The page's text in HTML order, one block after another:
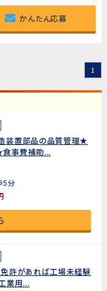
かんたん応募
1
装置部品の品質管理★
事費補助...
5分
許があれば工場未経験
業用...